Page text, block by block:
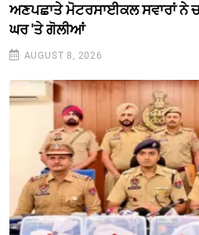
ਅਣਪਛਾਤੇ ਮੋਟਰਸਾਈਕਲ ਸਵਾਰਾਂ ਨੇ
ਘਰ 'ਤੇ ਗੋਲੀਆਂ
AUGUST 8, 2026